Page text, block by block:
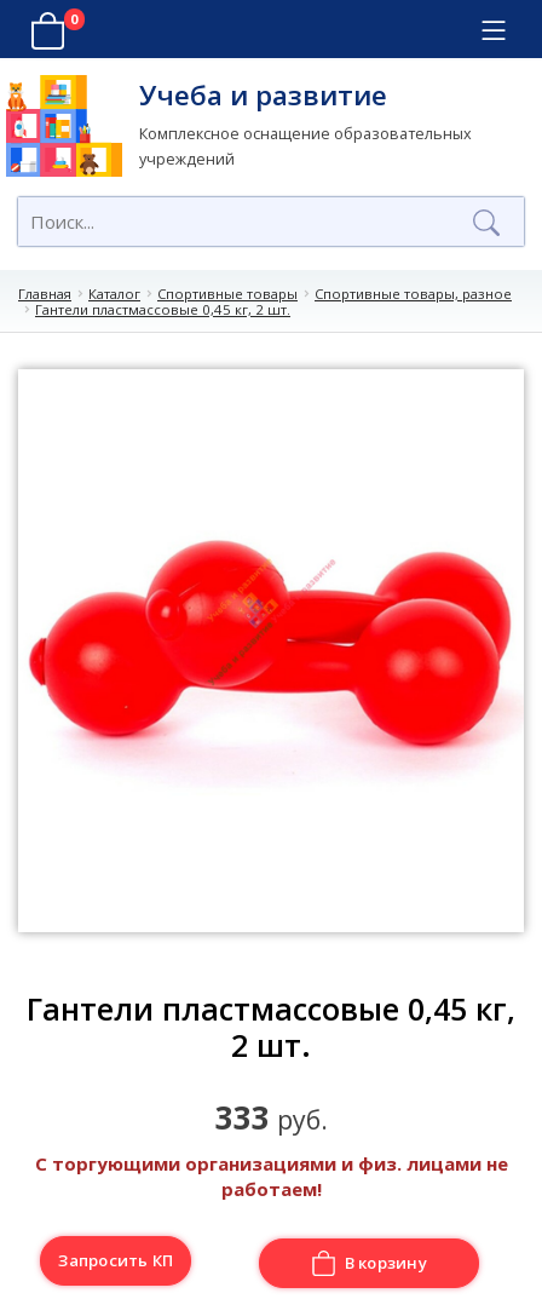
0
Учеба и развитие
Комплексное оснащение образовательных
учреждений
Главная Каталог Спортивные товары
Спортивные товары, разное
Гантели пластмассовые 0,45 кг, 2 шт.
Гантели пластмассовые 0,45 кг,
2 шт.
333 руб.
С торгующими организациями и физ. лицами не
работаем!
Запросить КП В корзину